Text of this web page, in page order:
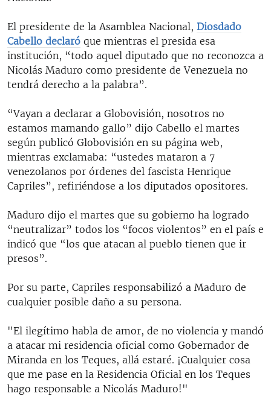
El presidente de la Asamblea Nacional, Diosdado
Cabello declaró que mientras el presida esa
institución, “todo aquel diputado que no reconozca a
Nicolás Maduro como presidente de Venezuela no
tendrá derecho a la palabra”.
“Vayan a declarar a Globovisión, nosotros no
estamos mamando gallo” dijo Cabello el martes
según publicó Globovisión en su página web,
mientras exclamaba: “ustedes mataron a 7
venezolanos por órdenes del fascista Henrique
Capriles”, refiriéndose a los diputados opositores.
Maduro dijo el martes que su gobierno ha logrado
“neutralizar” todos los “focos violentos” en el país e
indicó que “los que atacan al pueblo tienen que ir
presos”.
Por su parte, Capriles responsabilizó a Maduro de
cualquier posible daño a su persona.
"El ilegítimo habla de amor, de no violencia y mandó
a atacar mi residencia oficial como Gobernador de
Miranda en los Teques, allá estaré. ¡Cualquier cosa
que me pase en la Residencia Oficial en los Teques
hago responsable a Nicolás Maduro!"